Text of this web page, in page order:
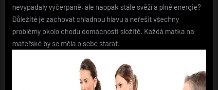
nevypadaly vyčerpaně, ale naopak stále svěží a plné energie?
Důležité je zachovat chladnou hlavu a neřešit všechny
problémy okolo chodu domácnosti složitě. Každá matka na
mateřské by se měla o sebe starat.